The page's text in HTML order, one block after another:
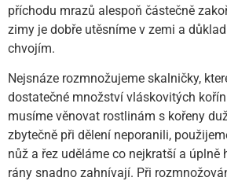
příchodu mrazů alespoň částečně
zimy je dobře utěsníme v zemi a
chvojím.
Nejsnáze rozmnožujeme skalničky,
dostatečné množství vláskovitých
musíme věnovat rostlinám s kořeny
zbytečně při dělení neporanili,
nůž a řez uděláme co nejkratší a úplně
rány snadno zahnívají. Při